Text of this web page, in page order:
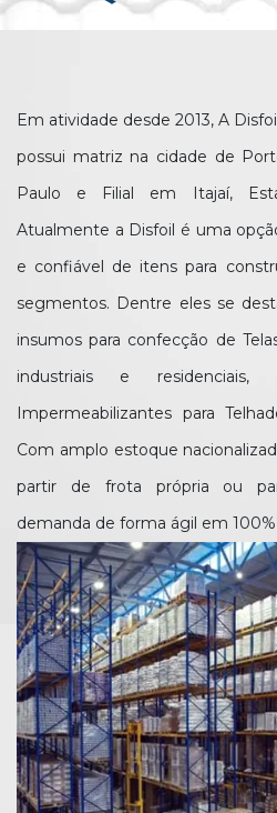
Em atividade desde 2013, A
possui matriz na cidade de
Paulo e Filial em Itajaí,
Atualmente a Disfoil é uma
e confiável de itens para
segmentos. Dentre eles se
insumos para confecção de
industriais e residenciais,
Impermeabilizantes para
Com amplo estoque
partir de frota própria ou
demanda de forma ágil em